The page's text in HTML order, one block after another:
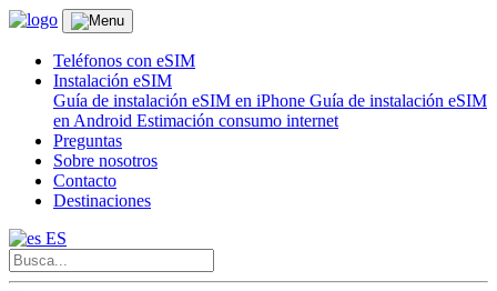
Teléfonos con eSIM
Instalación eSIM
Guía de instalación eSIM en iPhone Guía de instalación eSIM
en Android Estimación consumo internet
Preguntas
Sobre nosotros
Contacto
Destinaciones
ES